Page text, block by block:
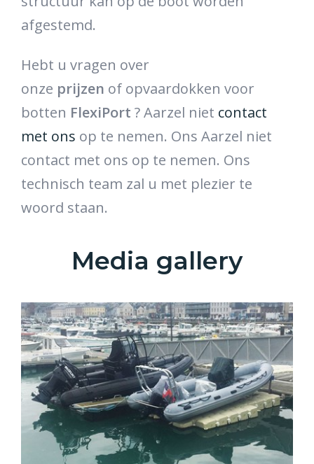
afgestemd.
Hebt u vragen over
onze prijzen of opvaardokken voor
botten FlexiPort ? Aarzel niet contact
met ons op te nemen. Ons Aarzel niet
contact met ons op te nemen. Ons
technisch team zal u met plezier te
woord staan.
Media gallery